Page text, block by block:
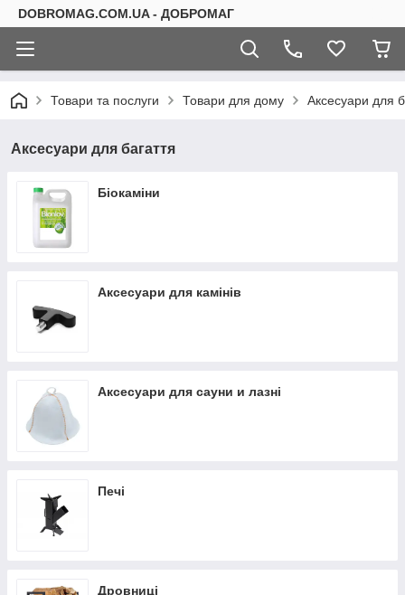
DOBROMAG.COM.UA - ДОБРОМАГ
Товари та послуги Товари для дому Аксесуари для
Аксесуари для багаття
Біокаміни
Аксесуари для камінів
Аксесуари для сауни и лазні
Печі
Дровниці